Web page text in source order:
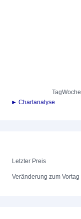
TagWoche
► Chartanalyse
Letzter Preis
Veränderung zum Vortag